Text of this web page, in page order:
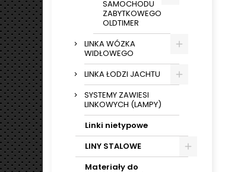
SAMOCHODU
ZABYTKOWEGO
OLDTIMER
LINKA WÓZKA
WIDŁOWEGO
LINKA ŁODZI JACHTU
SYSTEMY ZAWIESI
LINKOWYCH (LAMPY)
Linki nietypowe
LINY STALOWE
Materiały do